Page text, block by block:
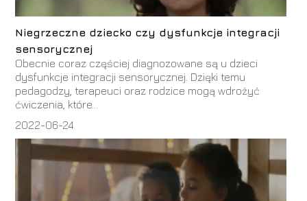
Niegrzeczne dziecko czy dysfunkcje integracji
sensorycznej
Obecnie coraz częściej diagnozowane są u dzieci
dysfunkcje integracji sensorycznej. Dzięki temu
pedagodzy, terapeuci oraz rodzice mogą wdrożyć
ćwiczenia, które...
2022-06-24